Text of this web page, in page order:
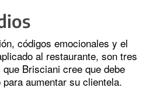
códigos emocionales y el
al restaurante, son tres
Brisciani cree que debe
aumentar su clientela.